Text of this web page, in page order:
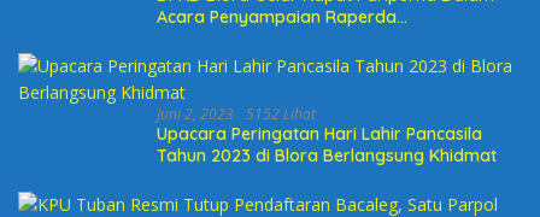
Acara Penyampaian Raperda
2022
Juni 2, 2023 5152 Lihat
Upacara Peringatan Hari Lahir Pancasila
Tahun 2023 di Blora Berlangsung Khidmat